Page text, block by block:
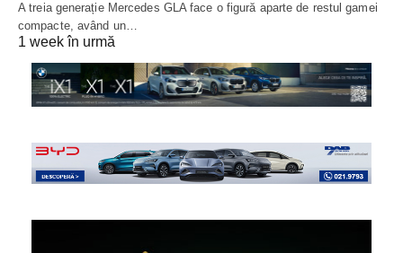
A treia generație Mercedes GLA face o figură aparte de restul gamei
compacte, având un…
1 week în urmă